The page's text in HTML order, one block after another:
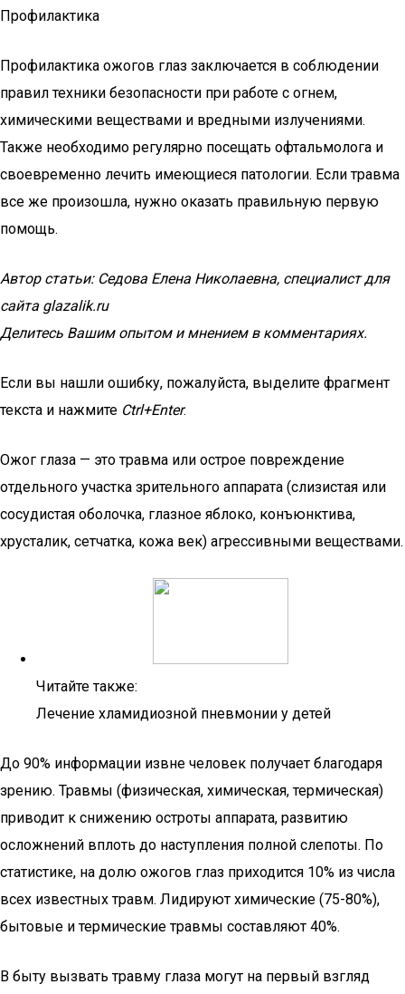
Профилактика
Профилактика ожогов глаз заключается в соблюдении
правил техники безопасности при работе с огнем,
химическими веществами и вредными излучениями.
Также необходимо регулярно посещать офтальмолога и
своевременно лечить имеющиеся патологии. Если травма
все же произошла, нужно оказать правильную первую
помощь.
Автор статьи: Седова Елена Николаевна, специалист для
сайта glazalik.ru
Делитесь Вашим опытом и мнением в комментариях.
Если вы нашли ошибку, пожалуйста, выделите фрагмент
текста и нажмите Ctrl+Enter.
Ожог глаза — это травма или острое повреждение
отдельного участка зрительного аппарата (слизистая или
сосудистая оболочка, глазное яблоко, конъюнктива,
хрусталик, сетчатка, кожа век) агрессивными веществами.
Читайте также:
Лечение хламидиозной пневмонии у детей
До 90% информации извне человек получает благодаря
зрению. Травмы (физическая, химическая, термическая)
приводит к снижению остроты аппарата, развитию
осложнений вплоть до наступления полной слепоты. По
статистике, на долю ожогов глаз приходится 10% из числа
всех известных травм. Лидируют химические (75-80%),
бытовые и термические травмы составляют 40%.
В быту вызвать травму глаза могут на первый взгляд